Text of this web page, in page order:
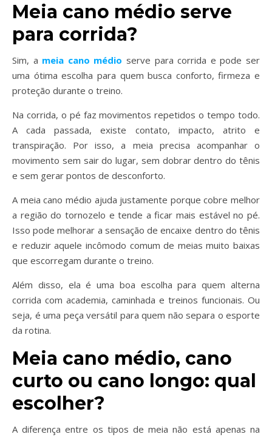
Meia cano médio serve
para corrida?
Sim, a meia cano médio serve para corrida e pode ser
uma ótima escolha para quem busca conforto, firmeza e
proteção durante o treino.
Na corrida, o pé faz movimentos repetidos o tempo todo.
A cada passada, existe contato, impacto, atrito e
transpiração. Por isso, a meia precisa acompanhar o
movimento sem sair do lugar, sem dobrar dentro do tênis
e sem gerar pontos de desconforto.
A meia cano médio ajuda justamente porque cobre melhor
a região do tornozelo e tende a ficar mais estável no pé.
Isso pode melhorar a sensação de encaixe dentro do tênis
e reduzir aquele incômodo comum de meias muito baixas
que escorregam durante o treino.
Além disso, ela é uma boa escolha para quem alterna
corrida com academia, caminhada e treinos funcionais. Ou
seja, é uma peça versátil para quem não separa o esporte
da rotina.
Meia cano médio, cano
curto ou cano longo: qual
escolher?
A diferença entre os tipos de meia não está apenas na